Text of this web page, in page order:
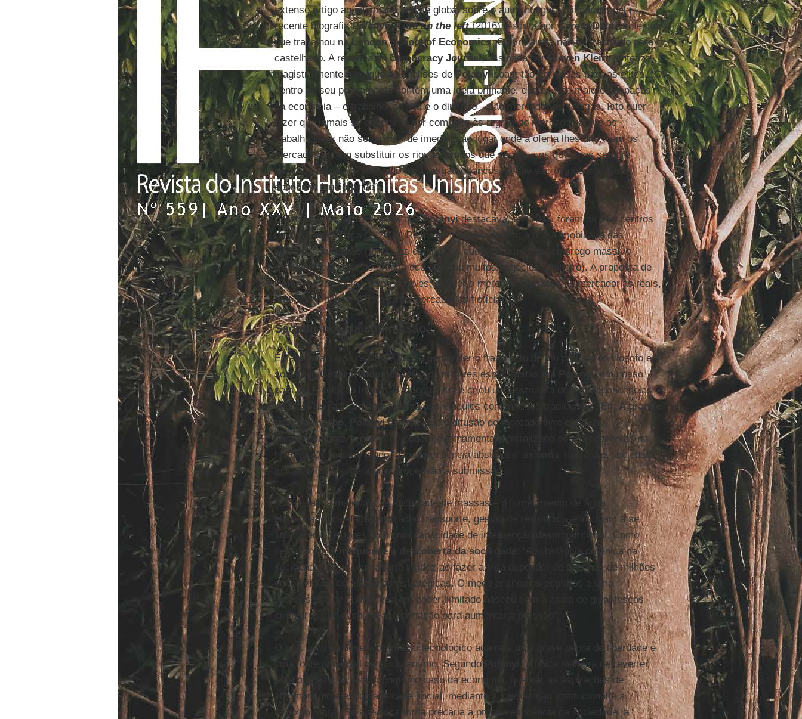
extenso artigo ao inflamado debate global sobre o autor húngaro, disparado pela
recente biografiaPolanyi: A life on the left(2016), escrita porGareth Dale, professor
que trabalhou naLondon School of Economics. O livro ainda não foi traduzido para o
castelhano. A resenha doDemocracy Journal, assinada porSteven Klein, sintetiza
magistralmente o porquê as análises dePolanyisoam tão perigosas para as elites. “O
centro de seu pensamento contém uma ideia brilhante: que os três maiores espaços
da economia – o trabalho, a terra e o dinheiro – são mercadorias fictícias. Isto quer
dizer que jamais se adaptarão por completo às regras do mercado, já que os
trabalhadores não se movem de imediato ao lugar onde a oferta lhes dita, nem os
mercados podem substituir os rios e campos que secam e os governos sempre
saltaram as leis de mercado para resgatar bancos, já que são os que mantêm a
economia funcionando”.
Precisamente, as três áreas quePolanyidestacava, em 1944, foram os três centros
da crise econômica de 2008. Recordemos quais foram: a bolha imobiliária das
hipotecassubprime
(terra), as demissões que levaram ao desemprego massivo
(trabalho) e a crise de crédito que afundou muitos negócios (dinheiro). A proposta de
Polanyié tão lógica como simples: manter o mercado livre para as mercadorias reais,
mas não o aplicar a estas três mercadorias fictícias.
Sacudir-nos da submissão
Esta é uma saída realista? Vale a pena reler o fragmento de um prólogo do filósofo e
sociólogoCésar Rendueles, um dos maiores especialistas em Polanyi, em nosso
país. “A revolução industrial lançou à luz e criou uma estrutura de interdependências
impessoais radicalmente distinta dos vínculos comunitários tradicionais. Em A grande
transformação
Polanyidelineia que a difusão do mercado livre conduziu,
paradoxalmente, a níveis de poder governamental centralizado sem precedentes na
história. Do mesmo modo, a codependência abstrata e anônima, típica das sociedades
industrializadas, gera uma propensão à submissão”.
“Os desafios materiais da sociedade de massas – o fornecimento de água,
eletricidade, calefação, moradia, transporte, gestão de resíduos... – instigam a se
submeter a gestores com uma capacidade de intervenção desproporcional. Como
destaca emA máquina e a descoberta da sociedade
: ‘A substância orgânica da
sociedade adquiriu uma forte rigidez ao fazer a vida depender de dezenas de milhões
de indivíduos de máquinas estratégicas. O medo encheu os espíritos e uma
propensão a se submeter a um poder ilimitado nasceu com a ajuda de gigantescas
circulares que cuspiam a informação para aumentar a pressão”.
O resultado do desenvolvimento tecnológico acarreta uma grave perda de liberdade e
uma fonte potencial de autoritarismo. Segundo
, a única maneira de reverter
este processo é, assim como no caso da economia, quebrar as aspirações de
automatismo e espontaneidade social, mediante a intervenção institucional e a
reflexão moral. Se a técnica torna precária a própria existência da sociedade, a